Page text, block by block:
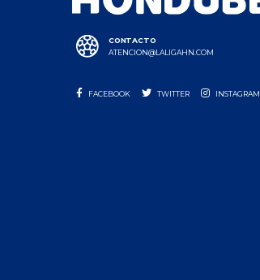
CONTACTO
ATENCION@LALIGAHN.COM
FACEBOOK TWITTER INSTAGRAM